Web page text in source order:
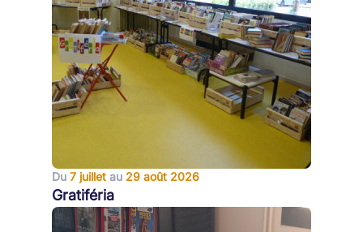
Du 7 juillet au 29 août 2026
Gratiféria